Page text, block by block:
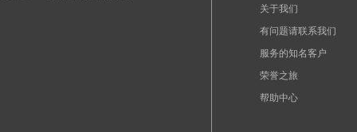
关于我们
有问题请联系我们
服务的知名客户
荣誉之旅
帮助中心